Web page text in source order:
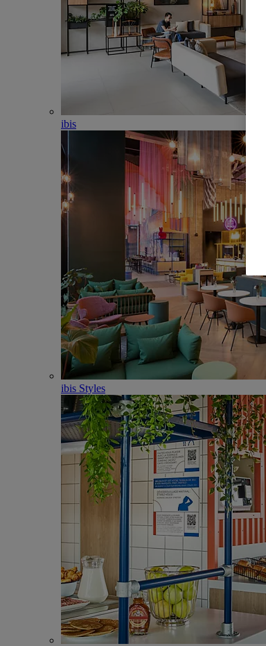
ibis
ibis Styles